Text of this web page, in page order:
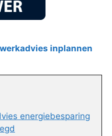
inplannen
energiebesparing